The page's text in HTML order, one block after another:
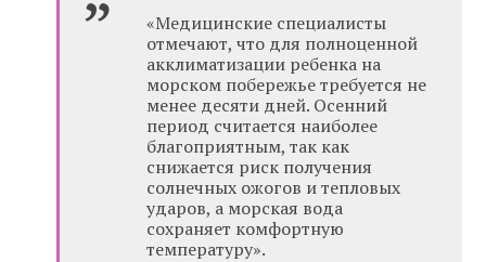
«Медицинские специалисты
отмечают, что для полноценной
акклиматизации ребенка на
морском побережье требуется не
менее десяти дней. Осенний
период считается наиболее
благоприятным, так как
снижается риск получения
солнечных ожогов и тепловых
ударов, а морская вода
сохраняет комфортную
температуру».